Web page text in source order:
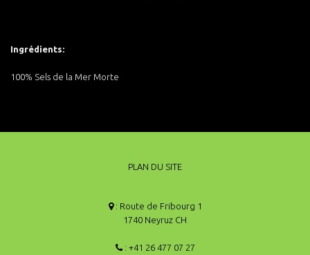
Ingrédients:
100% Sels de la Mer Morte
PLAN DU SITE
: Route de Fribourg 1
1740 Neyruz CH
: +41 26 477 07 27